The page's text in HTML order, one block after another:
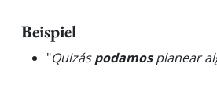
Beispiel
"Quizáspodamosplanear